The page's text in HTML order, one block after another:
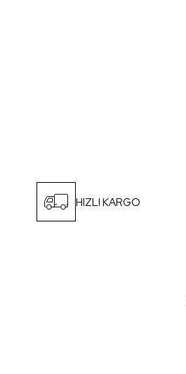
HIZLI KARGO